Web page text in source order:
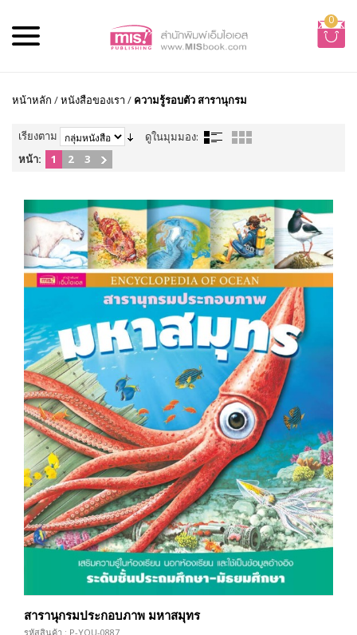
0
หน้าหลัก /หนังสือของเรา / ความรู้รอบตัว สารานุกรม
เรียงตาม
ดูในมุมมอง:
หน้า:
1 2 3
สารานุกรมประกอบภาพ มหาสมุทร
รหัสสินค้า : P-YOU-0887